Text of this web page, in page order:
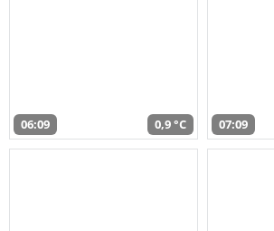
06:09 0,9 °C 07:09